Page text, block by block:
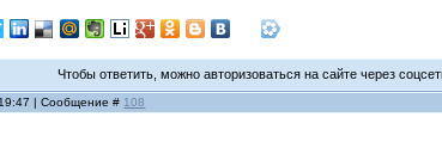
Чтобы ответить, можно авторизоваться на сайте через
| Сообщение # 108